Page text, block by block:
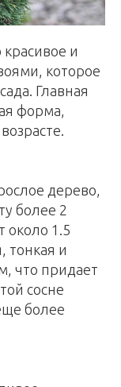
и
которое
Главная
форма,
дерево,
более 2
около 1.5
тонкая и
что придает
сосне
более